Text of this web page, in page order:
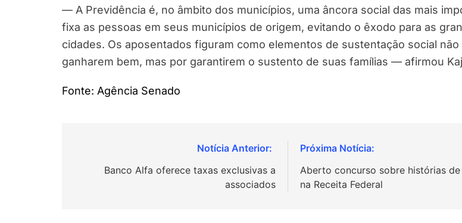
— A Previdência é, no âmbito dos municípios, uma âncora social das mais
fixa as pessoas em seus municípios de origem, evitando o êxodo para as
cidades. Os aposentados figuram como elementos de sustentação social não
ganharem bem, mas por garantirem o sustento de suas famílias — afirmou
Fonte: Agência Senado
Banco Alfa oferece taxas exclusivas a
associados
Aberto concurso sobre histórias
na Receita Federal